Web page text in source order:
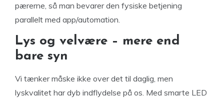
pærerne, så man bevarer den fysiske betjening
parallelt med app/automation.
Lys og velvære – mere end
bare syn
Vi tænker måske ikke over det til daglig, men
lyskvalitet har dyb indflydelse på os. Med smarte LED